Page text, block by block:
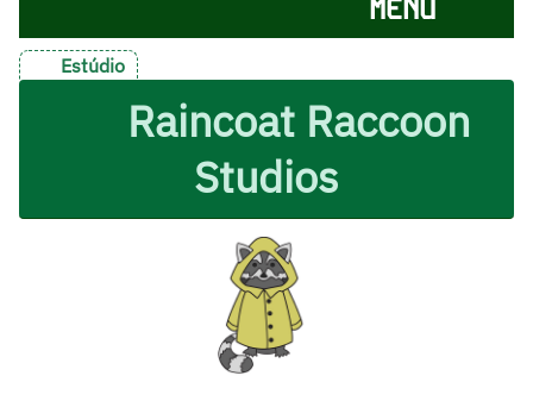
MENÚ
Estúdio
Raincoat Raccoon
Studios